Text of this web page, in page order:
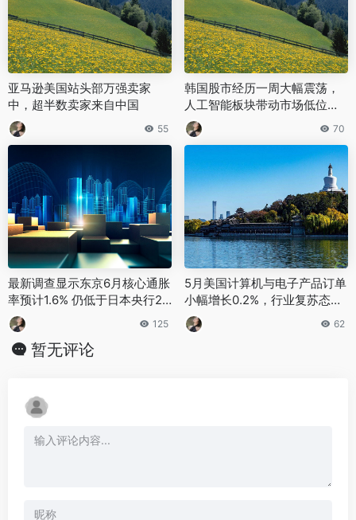
亚马逊美国站头部万强卖家
中，超半数卖家来自中国
55
韩国股市经历一周大幅震荡，
人工智能板块带动市场低位反
弹
70
最新调查显示东京6月核心通胀
率预计1.6% 仍低于日本央行2%
目标
125
5月美国计算机与电子产品订单
小幅增长0.2%，行业复苏态势
逐步确立
62
暂无评论